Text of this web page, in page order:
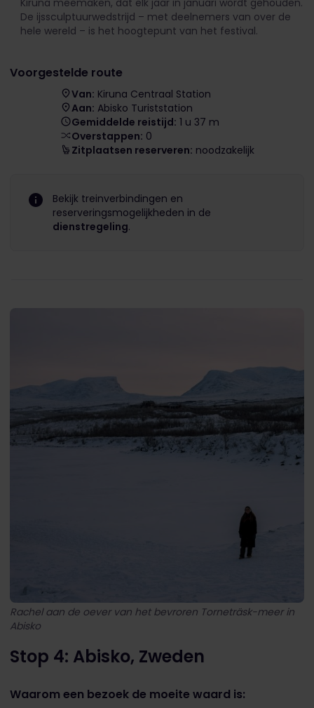
Kiruna meemaken, dat elk jaar in januari wordt gehouden.
De ijssculptuurwedstrijd – met deelnemers van over de
hele wereld – is het hoogtepunt van het festival.
Voorgestelde route
Van: Kiruna Centraal Station
Aan: Abisko Turiststation
Gemiddelde reistijd: 1 u 37 m
Overstappen: 0
Zitplaatsen reserveren: noodzakelijk
Bekijk treinverbindingen en
reserveringsmogelijkheden in de
dienstregeling.
Rachel aan de oever van het bevroren Torneträsk-meer in
Abisko
Stop 4: Abisko, Zweden
Waarom een bezoek de moeite waard is: